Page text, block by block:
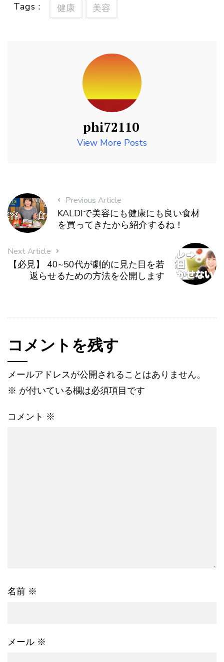
Tags : 健康 美容
phi72110
View More Posts
Previous Article
KALDIで美容にも健康にも良い食材
を買ってきたから紹介するね！
Next Article
【必見】 40~50代が劇的に見た目を若
返らせるための方法を公開します
コメントを残す
メールアドレスが公開されることはありません。
※ が付いている欄は必須項目です
コメント ※
名前 ※
メール ※